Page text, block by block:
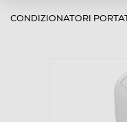
CONDIZIONATORI